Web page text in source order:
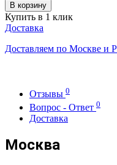
В корзину
Купить в 1 клик
Доставка
Доставляем по Москве и
Отзывы 0
Вопрос - Ответ 0
Доставка
Москва